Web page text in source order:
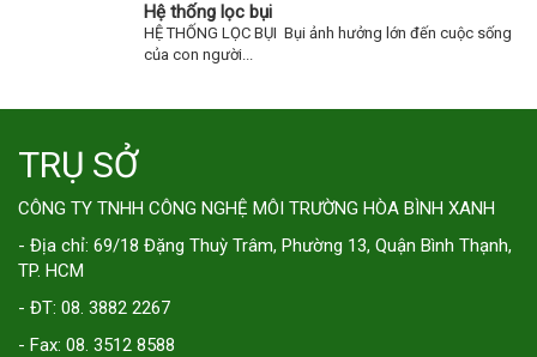
Hệ thống lọc bụi
HỆ THỐNG LỌC BỤI Bụi ảnh hưởng lớn đến cuộc sống
của con người...
TRỤ SỞ
CÔNG TY TNHH CÔNG NGHỆ MÔI TRƯỜNG HÒA BÌNH XANH
- Địa chỉ: 69/18 Đặng Thuỳ Trâm, Phường 13, Quận Bình Thạnh,
TP. HCM
- ĐT: 08. 3882 2267
- Fax: 08. 3512 8588